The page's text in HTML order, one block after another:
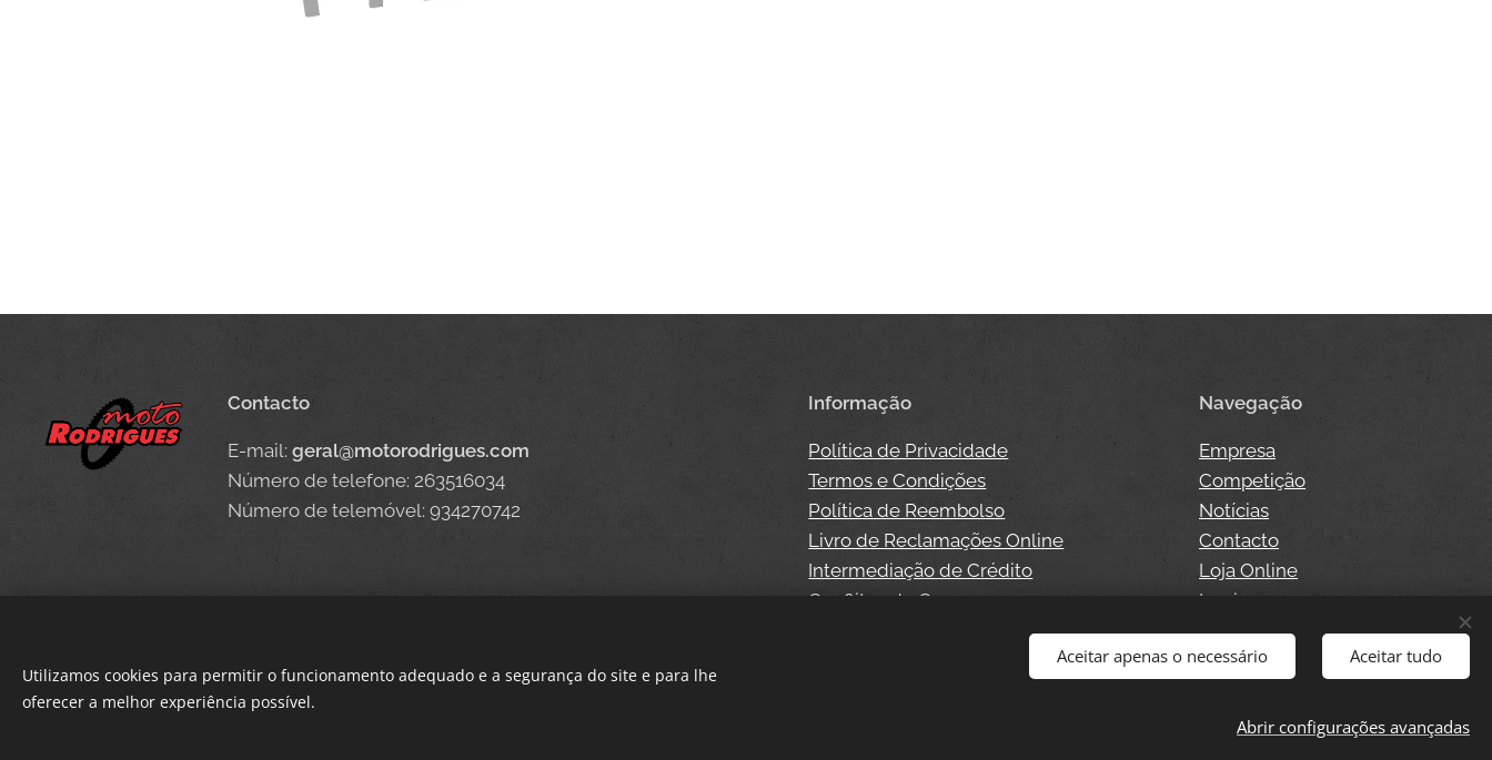
Contacto
E-mail: geral@motorodrigues.com
Número de telefone: 263516034
Número de telemóvel: 934270742
Informação
Política de Privacidade
Termos e Condições
Política de Reembolso
Livro de Reclamações Online
Intermediação de Crédito
Conflitos de Consumo
Navegação
Empresa
Competição
Notícias
Contacto
Loja Online
Login
Utilizamos cookies para permitir o funcionamento adequado e a segurança do site e para lhe
oferecer a melhor experiência possível.
Aceitar apenas o necessário Aceitar tudo
Abrir configurações avançadas